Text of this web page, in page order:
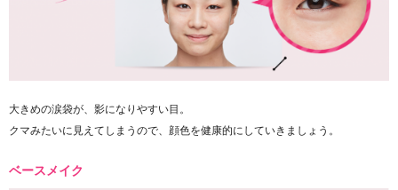
大きめの涙袋が、影になりやすい目。
クマみたいに見えてしまうので、顔色を健康的にしていきましょう。
ベースメイク